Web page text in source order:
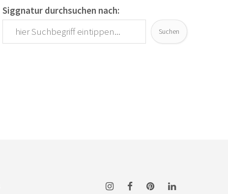
Siggnatur durchsuchen nach:
Suchen